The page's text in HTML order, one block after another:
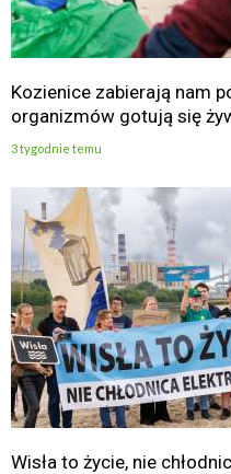
Kozienice zabierają nam
organizmów gotują się
3 tygodnie temu
Wisła to życie, nie